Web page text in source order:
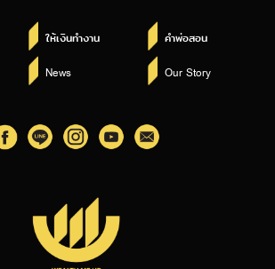
ให้เงินทำงาน คำพ่อสอน
News Our Story